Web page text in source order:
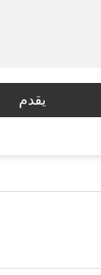
يقدم